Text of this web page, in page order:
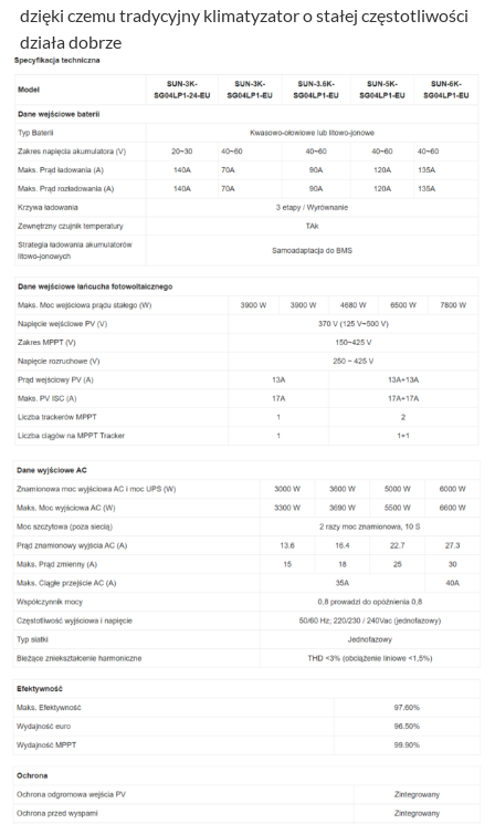
dzięki czemu tradycyjny klimatyzator o stałej częstotliwości
działa dobrze